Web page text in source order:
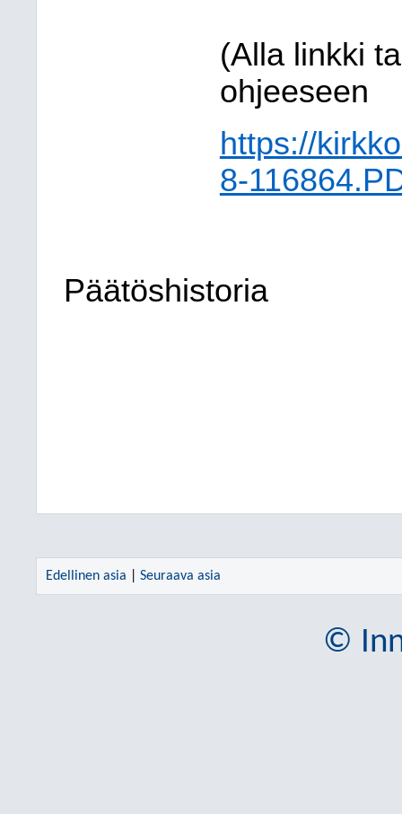
(Alla linkki
ohjeeseen
https://
8-
Päätöshistoria
Edellinen asia Seuraava asia
©